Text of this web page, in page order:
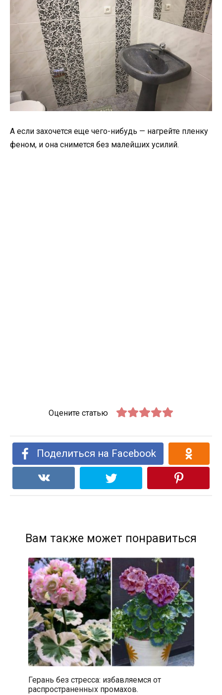
А если захочется еще чего-нибудь — нагрейте пленку
феном, и она снимется без малейших усилий.
Оцените статью
Поделиться на Facebook
Вам также может понравиться
Герань без стресса: избавляемся от
распространенных промахов.